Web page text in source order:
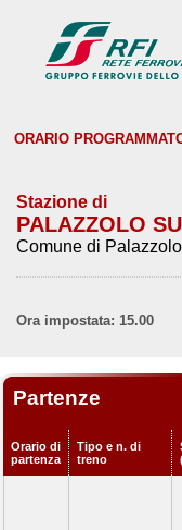
ORARIO
Stazione di
PALAZZOLO
Comune di
Ora impostata: 15.00
Partenze
Orario di
partenza
Tipo e n. di
treno